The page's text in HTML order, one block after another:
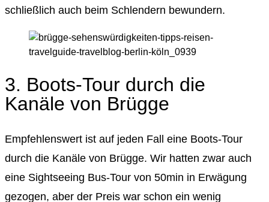
schließlich auch beim Schlendern bewundern.
3. Boots-Tour durch die
Kanäle von Brügge
Empfehlenswert ist auf jeden Fall eine Boots-Tour
durch die Kanäle von Brügge. Wir hatten zwar auch
eine Sightseeing Bus-Tour von 50min in Erwägung
gezogen, aber der Preis war schon ein wenig